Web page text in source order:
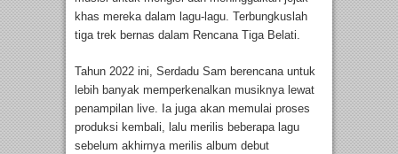
khas mereka dalam lagu-lagu. Terbungkuslah
tiga trek bernas dalam Rencana Tiga Belati.
Tahun 2022 ini, Serdadu Sam berencana untuk
lebih banyak memperkenalkan musiknya lewat
penampilan live. Ia juga akan memulai proses
produksi kembali, lalu merilis beberapa lagu
sebelum akhirnya merilis album debut